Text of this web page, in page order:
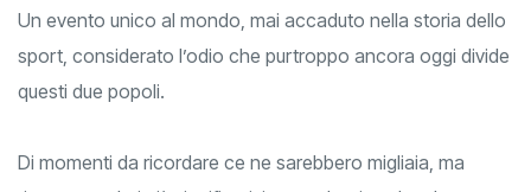
Iraniano, Hossein Alizadeh, entrambi campioni nazionali.
Un evento unico al mondo, mai accaduto nella storia dello
sport, considerato l’odio che purtroppo ancora oggi divide